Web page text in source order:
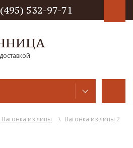
532-97-71
Вагонка из липы \ Вагонка из липы 2